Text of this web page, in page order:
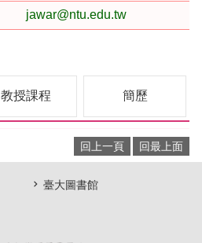
jawar@ntu.edu.tw
教授課程 簡歷
回上一頁 回最上面
臺大圖書館